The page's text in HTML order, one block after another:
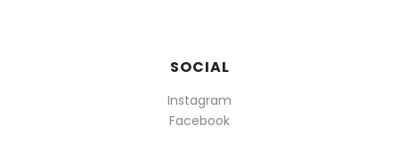
SOCIAL
Instagram
Facebook